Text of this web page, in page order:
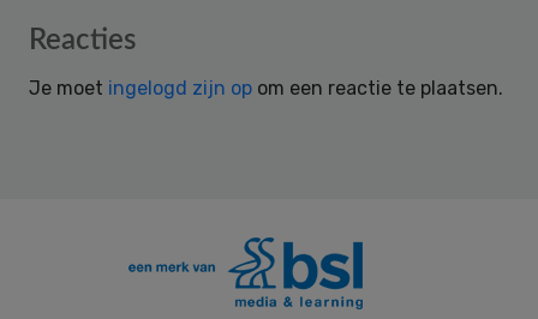
Reader
Reacties
Je moet ingelogd zijn op om een reactie te plaatsen.